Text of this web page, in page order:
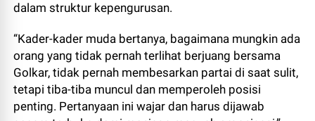
dalam struktur kepengurusan.
“Kader-kader muda bertanya, bagaimana mungkin ada
orang yang tidak pernah terlihat berjuang bersama
Golkar, tidak pernah membesarkan partai di saat sulit,
tetapi tiba-tiba muncul dan memperoleh posisi
penting. Pertanyaan ini wajar dan harus dijawab